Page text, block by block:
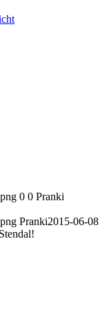
0 0 Pranki
Pranki2015-06-08